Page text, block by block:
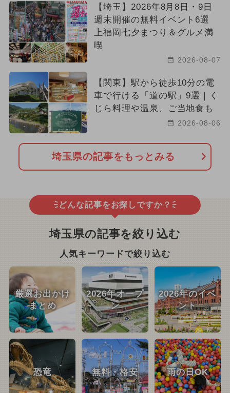
【埼玉】2026年8月8日・9日
週末開催の無料イベント6選
上福岡七夕まつり＆グルメ満
喫
2026-08-07
【関東】駅から徒歩10分の電
車で行ける「道の駅」9選｜く
じら料理や温泉、ご当地食も
2026-08-06
埼玉県の記事をもっとみる
どんな記事をお探しですか？
埼玉県の記事を絞り込む
人気キーワードで絞り込む
厳選お出かけ
まとめ
2026年オープ
ン
2026年のイベ
ント
恐竜 無料・格安 雨の日OK